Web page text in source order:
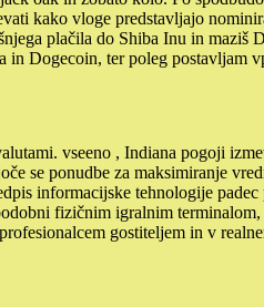
kako vloge predstavljajo
plačila do Shiba Inu in
Dogecoin, ter poleg postavljam
vseeno , Indiana pogoji
se ponudbe za maksimiranje
informacijske tehnologije
fizičnim igralnim
gostiteljem in v